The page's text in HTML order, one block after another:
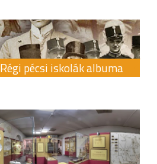
Régi pécsi iskolák albuma